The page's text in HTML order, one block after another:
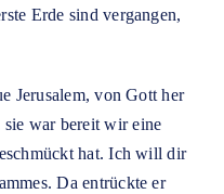
Erde sind vergangen,
Jerusalem, von Gott her
sie war bereit wir eine
hat. Ich will dir
Da entrückte er